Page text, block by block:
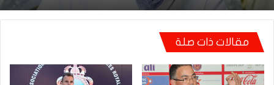
قاضي التحقيق.. دابا حتى شي واحد ما بقا باغي
يعاون”
توالي النتائج السلبية يلاحق الوداد الرياضي بعد
تعادل جديد أمام الدفاع الحسني الجديدي
مقالات ذات صلة